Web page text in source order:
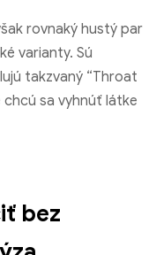
rovnaký hustý par
varianty. Sú
takzvaný “Throat
chcú sa vyhnúť látke
bez